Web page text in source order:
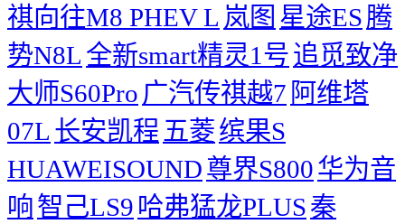
祺向往M8 PHEV L 岚图 星途ES腾
势N8L 全新smart精灵1号追觅致净
大师S60Pro 广汽传祺越7 阿维塔
07L 长安凯程 五菱缤果S
HUAWEISOUND尊界S800华为音
响智己LS9 哈弗猛龙PLUS秦